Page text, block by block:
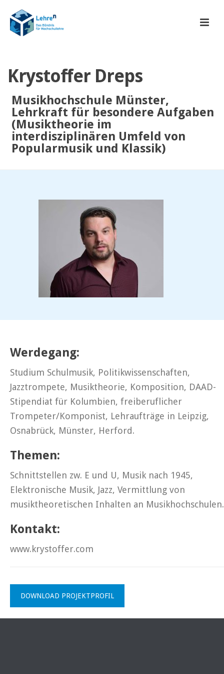
Krystoffer Dreps
Musikhochschule Münster,
Lehrkraft für besondere Aufgaben
(Musiktheorie im
interdisziplinären Umfeld von
Popularmusik und Klassik)
Werdegang:
Studium Schulmusik, Politikwissenschaften,
Jazztrompete, Musiktheorie, Komposition, DAAD-
Stipendiat für Kolumbien, freiberuflicher
Trompeter/Komponist, Lehraufträge in Leipzig,
Osnabrück, Münster, Herford.
Themen:
Schnittstellen zw. E und U, Musik nach 1945,
Elektronische Musik, Jazz, Vermittlung von
musiktheoretischen Inhalten an Musikhochschulen.
Kontakt:
www.krystoffer.com
DOWNLOAD PROJEKTPROFIL